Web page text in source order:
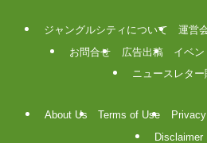
ジャングルシティについて 運営
お問合せ
広告出稿
イベ
ニュースレター
About Us Terms of Use
Disclaimer